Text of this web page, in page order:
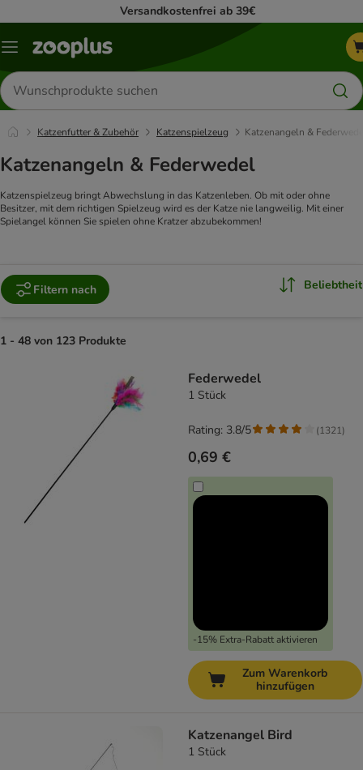
Versandkostenfrei ab 39€
Menü
Produkte
suchen
Katzenfutter & Zubehör Katzenspielzeug Katzenangeln &
Katzenangeln & Federwedel
Katzenspielzeug bringt Abwechslung in das Katzenleben. Ob mit oder ohne
Besitzer, mit dem richtigen Spielzeug wird es der Katze nie langweilig. Mit einer
Spielangel können Sie spielen ohne Kratzer abzubekommen!
Filtern nach Beliebtheit
1 - 48 von 123 Produkte
Federwedel
1 Stück
0,69 €
-15% Extra-Rabatt aktivieren
Rating: 3.8/5 (1321)
Zum Warenkorb
hinzufügen
Katzenangel Bird
1 Stück